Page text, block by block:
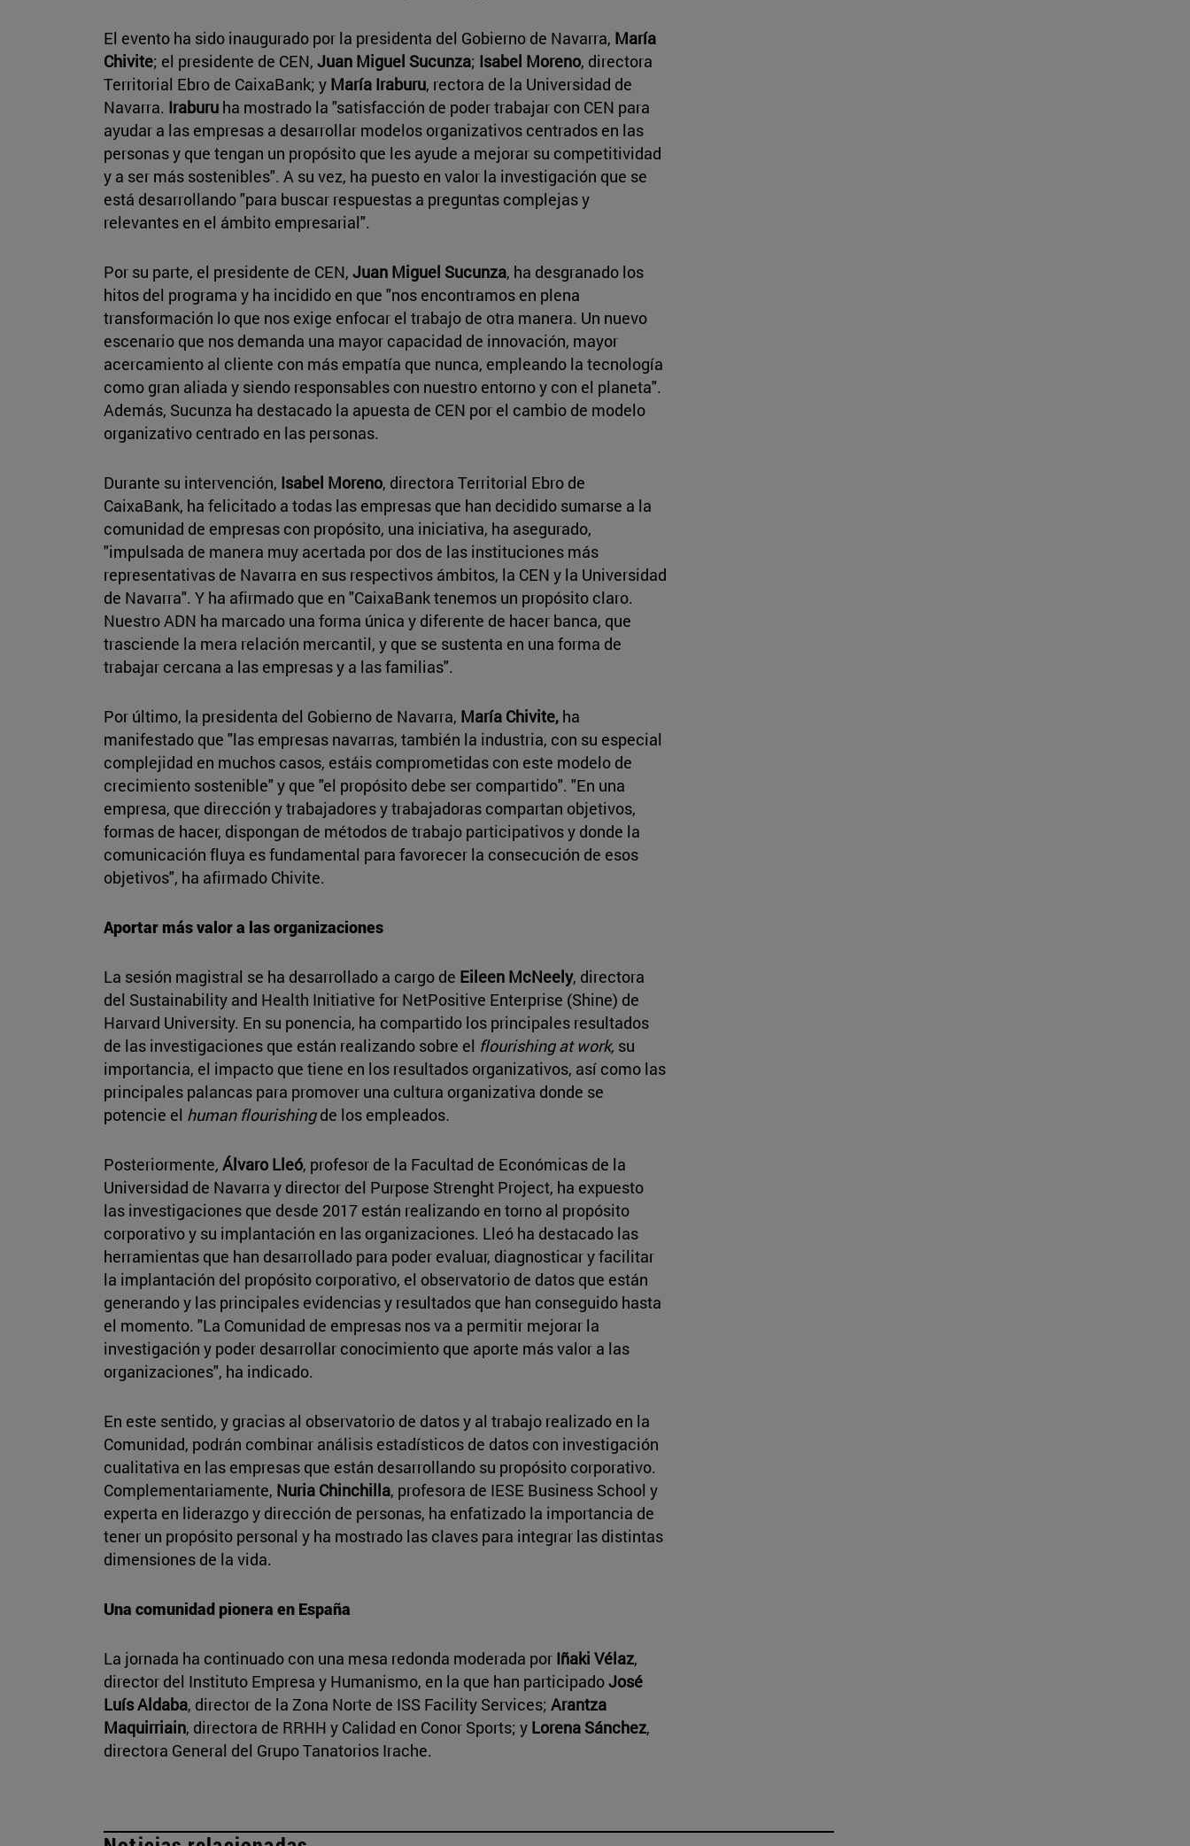
El evento ha sido inaugurado por la presidenta del Gobierno de Navarra, María
Chivite; el presidente de CEN, Juan Miguel Sucunza; Isabel Moreno, directora
Territorial Ebro de CaixaBank; y María Iraburu, rectora de la Universidad de
Navarra. Iraburu ha mostrado la "satisfacción de poder trabajar con CEN para
ayudar a las empresas a desarrollar modelos organizativos centrados en las
personas y que tengan un propósito que les ayude a mejorar su competitividad
y a ser más sostenibles". A su vez, ha puesto en valor la investigación que se
está desarrollando "para buscar respuestas a preguntas complejas y
relevantes en el ámbito empresarial".
Por su parte, el presidente de CEN, Juan Miguel Sucunza, ha desgranado los
hitos del programa y ha incidido en que "nos encontramos en plena
transformación lo que nos exige enfocar el trabajo de otra manera. Un nuevo
escenario que nos demanda una mayor capacidad de innovación, mayor
acercamiento al cliente con más empatía que nunca, empleando la tecnología
como gran aliada y siendo responsables con nuestro entorno y con el planeta".
Además, Sucunza ha destacado la apuesta de CEN por el cambio de modelo
organizativo centrado en las personas.
Durante su intervención, Isabel Moreno, directora Territorial Ebro de
CaixaBank, ha felicitado a todas las empresas que han decidido sumarse a la
comunidad de empresas con propósito, una iniciativa, ha asegurado,
"impulsada de manera muy acertada por dos de las instituciones más
representativas de Navarra en sus respectivos ámbitos, la CEN y la Universidad
de Navarra". Y ha afirmado que en "CaixaBank tenemos un propósito claro.
Nuestro ADN ha marcado una forma única y diferente de hacer banca, que
trasciende la mera relación mercantil, y que se sustenta en una forma de
trabajar cercana a las empresas y a las familias".
Por último, la presidenta del Gobierno de Navarra, María Chivite, ha
manifestado que "las empresas navarras, también la industria, con su especial
complejidad en muchos casos, estáis comprometidas con este modelo de
crecimiento sostenible" y que "el propósito debe ser compartido". "En una
empresa, que dirección y trabajadores y trabajadoras compartan objetivos,
formas de hacer, dispongan de métodos de trabajo participativos y donde la
comunicación fluya es fundamental para favorecer la consecución de esos
objetivos", ha afirmado Chivite.
Aportar más valor a las organizaciones
La sesión magistral se ha desarrollado a cargo de Eileen McNeely, directora
del Sustainability and Health Initiative for NetPositive Enterprise (Shine) de
Harvard University. En su ponencia, ha compartido los principales resultados
de las investigaciones que están realizando sobre el flourishing at work, su
importancia, el impacto que tiene en los resultados organizativos, así como las
principales palancas para promover una cultura organizativa donde se
potencie el human flourishingde los empleados.
Posteriormente, Álvaro Lleó, profesor de la Facultad de Económicas de la
Universidad de Navarra y director del Purpose Strenght Project, ha expuesto
las investigaciones que desde 2017 están realizando en torno al propósito
corporativo y su implantación en las organizaciones. Lleó ha destacado las
herramientas que han desarrollado para poder evaluar, diagnosticar y facilitar
la implantación del propósito corporativo, el observatorio de datos que están
generando y las principales evidencias y resultados que han conseguido hasta
el momento. "La Comunidad de empresas nos va a permitir mejorar la
investigación y poder desarrollar conocimiento que aporte más valor a las
organizaciones", ha indicado.
En este sentido, y gracias al observatorio de datos y al trabajo realizado en la
Comunidad, podrán combinar análisis estadísticos de datos con investigación
cualitativa en las empresas que están desarrollando su propósito corporativo.
Complementariamente, Nuria Chinchilla, profesora de IESE Business School y
experta en liderazgo y dirección de personas, ha enfatizado la importancia de
tener un propósito personal y ha mostrado las claves para integrar las distintas
dimensiones de la vida.
Una comunidad pionera en España
La jornada ha continuado con una mesa redonda moderada por Iñaki Vélaz,
director del Instituto Empresa y Humanismo, en la que han participadoJosé
Luís Aldaba, director de la Zona Norte de ISS Facility Services; Arantza
Maquirriain, directora de RRHH y Calidad en Conor Sports; y Lorena Sánchez,
directora General del Grupo Tanatorios Irache.